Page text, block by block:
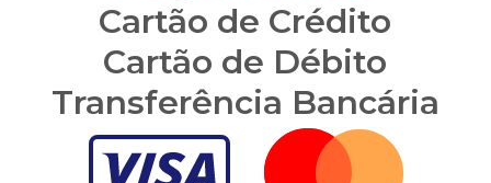
Cartão de Crédito
Cartão de Débito
Transferência Bancária